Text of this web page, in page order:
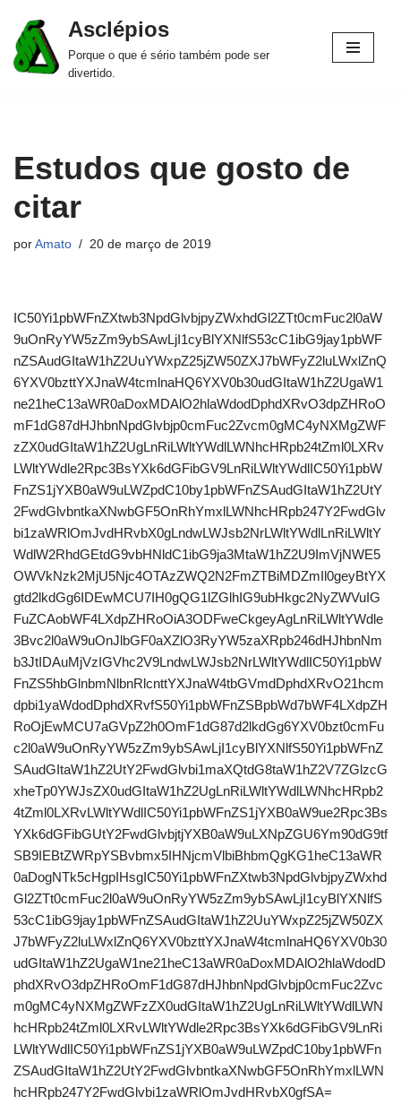
Pular
para
Asclépios
Porque o que é sério também pode ser
divertido.
Estudos que gosto de
citar
por Amato 20 de março de 2019
IC50Yi1pbWFnZXtwb3NpdGlvbjpyZWxhdGl2ZTt0cmFuc2l0aW
9uOnRyYW5zZm9ybSAwLjI1cyBlYXNlfS53cC1ibG9jay1pbWF
nZSAudGItaW1hZ2UuYWxpZ25jZW50ZXJ7bWFyZ2luLWxlZnQ
6YXV0bzttYXJnaW4tcmlnaHQ6YXV0b30udGItaW1hZ2UgaW1
ne21heC13aWR0aDoxMDAlO2hlaWdodDphdXRvO3dpZHRoO
mF1dG87dHJhbnNpdGlvbjp0cmFuc2Zvcm0gMC4yNXMgZWF
zZX0udGItaW1hZ2UgLnRiLWltYWdlLWNhcHRpb24tZml0LXRv
LWltYWdle2Rpc3BsYXk6dGFibGV9LnRiLWltYWdlIC50Yi1pbW
FnZS1jYXB0aW9uLWZpdC10by1pbWFnZSAudGItaW1hZ2UtY
2FwdGlvbntkaXNwbGF5OnRhYmxlLWNhcHRpb247Y2FwdGlv
bi1zaWRlOmJvdHRvbX0gLndwLWJsb2NrLWltYWdlLnRiLWltY
WdlW2RhdGEtdG9vbHNldC1ibG9ja3MtaW1hZ2U9ImVjNWE5
OWVkNzk2MjU5Njc4OTAzZWQ2N2FmZTBiMDZmIl0geyBtYX
gtd2lkdGg6IDEwMCU7IH0gQG1lZGlhIG9ubHkgc2NyZWVuIG
FuZCAobWF4LXdpZHRoOiA3ODFweCkgeyAgLnRiLWltYWdle
3Bvc2l0aW9uOnJlbGF0aXZlO3RyYW5zaXRpb246dHJhbnNm
b3JtIDAuMjVzIGVhc2V9LndwLWJsb2NrLWltYWdlIC50Yi1pbW
FnZS5hbGlnbmNlbnRlcnttYXJnaW4tbGVmdDphdXRvO21hcm
dpbi1yaWdodDphdXRvfS50Yi1pbWFnZSBpbWd7bWF4LXdpZH
RoOjEwMCU7aGVpZ2h0OmF1dG87d2lkdGg6YXV0bzt0cmFu
c2l0aW9uOnRyYW5zZm9ybSAwLjI1cyBlYXNlfS50Yi1pbWFnZ
SAudGItaW1hZ2UtY2FwdGlvbi1maXQtdG8taW1hZ2V7ZGlzcG
xheTp0YWJsZX0udGItaW1hZ2UgLnRiLWltYWdlLWNhcHRpb2
4tZml0LXRvLWltYWdlIC50Yi1pbWFnZS1jYXB0aW9ue2Rpc3Bs
YXk6dGFibGUtY2FwdGlvbjtjYXB0aW9uLXNpZGU6Ym90dG9tf
SB9IEBtZWRpYSBvbmx5IHNjcmVlbiBhbmQgKG1heC13aWR
0aDogNTk5cHgpIHsgIC50Yi1pbWFnZXtwb3NpdGlvbjpyZWxhd
Gl2ZTt0cmFuc2l0aW9uOnRyYW5zZm9ybSAwLjI1cyBlYXNlfS
53cC1ibG9jay1pbWFnZSAudGItaW1hZ2UuYWxpZ25jZW50ZX
J7bWFyZ2luLWxlZnQ6YXV0bzttYXJnaW4tcmlnaHQ6YXV0b30
udGItaW1hZ2UgaW1ne21heC13aWR0aDoxMDAlO2hlaWdodD
phdXRvO3dpZHRoOmF1dG87dHJhbnNpdGlvbjp0cmFuc2Zvc
m0gMC4yNXMgZWFzZX0udGItaW1hZ2UgLnRiLWltYWdlLWN
hcHRpb24tZml0LXRvLWltYWdle2Rpc3BsYXk6dGFibGV9LnRi
LWltYWdlIC50Yi1pbWFnZS1jYXB0aW9uLWZpdC10by1pbWFn
ZSAudGItaW1hZ2UtY2FwdGlvbntkaXNwbGF5OnRhYmxlLWN
hcHRpb247Y2FwdGlvbi1zaWRlOmJvdHRvbX0gfSA=